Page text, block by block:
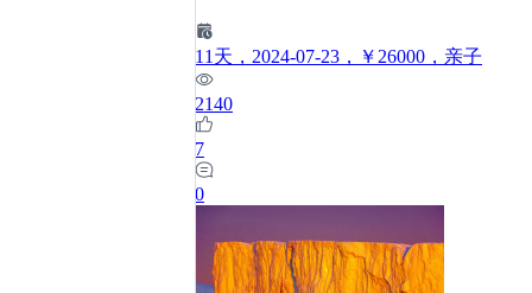
11 天 ，2024-07-23 ，￥26000 ，亲子
2140
7
0